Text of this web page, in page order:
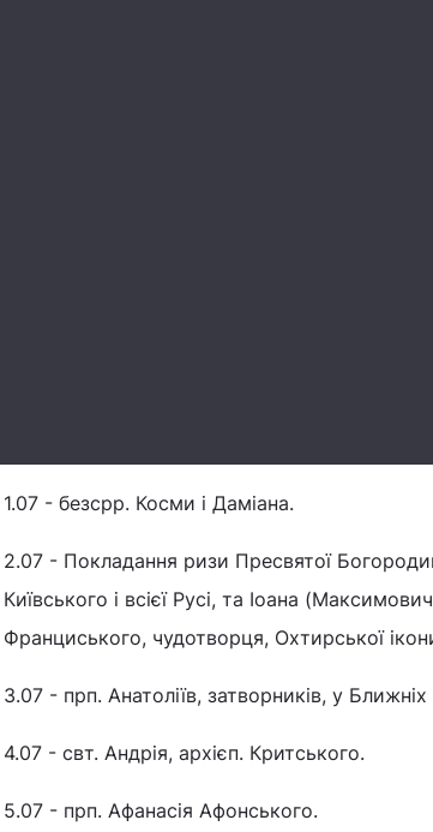
1.07 - безсрр. Косми і Даміана.
2.07 - Покладання ризи Пресвятої
Київського і всієї Русі, та Іоана
Франциського, чудотворця, Охтирської
3.07 - прп. Анатоліїв, затворників, у
4.07 - свт. Андрія, архієп. Критського.
5.07 - прп. Афанасія Афонського.